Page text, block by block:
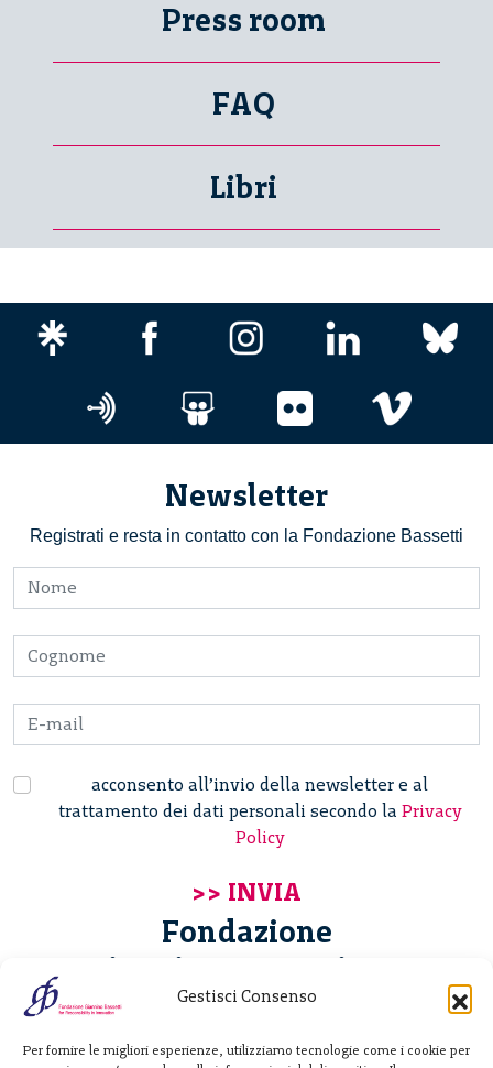
Gestisci Consenso
Per fornire le migliori esperienze, utilizziamo tecnologie come i cookie per
Press room
FAQ
Libri
Newsletter
Registrati e resta in contatto con la Fondazione Bassetti
acconsento all’invio della newsletter e al
trattamento dei dati personali secondo la Privacy
Policy
Fondazione
Giannino Bassetti ETS
20122 Milano - Italia